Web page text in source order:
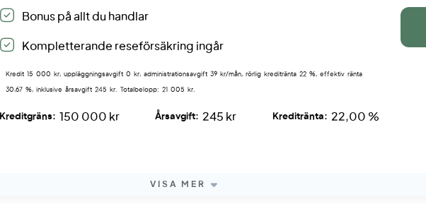
Bonus på allt du handlar
Kompletterande reseförsäkring ingår
Kredit 15 000 kr, uppläggningsavgift 0 kr, administrationsavgift 39 kr/mån, rörlig kreditränta 22 %, effektiv ränta
30,67 %, inklusive årsavgift 245 kr. Totalbelopp: 21 005 kr.
Kreditgräns: 150 000 kr Årsavgift: 245 kr Kreditränta: 22,00 %
VISA MER